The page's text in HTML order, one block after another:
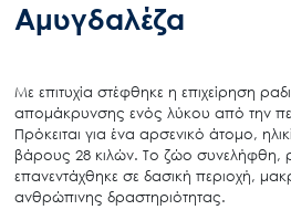
Αμυγδαλέζα
Με επιτυχία στέφθηκε η επιχείρηση
απομάκρυνσης ενός λύκου από την
Πρόκειται για ένα αρσενικό άτομο,
βάρους 28 κιλών. Το ζώο συνελήφθη,
επανεντάχθηκε σε δασική περιοχή,
ανθρώπινης δραστηριότητας.